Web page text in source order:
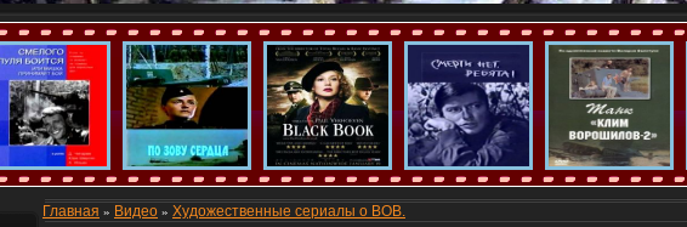
Главная » Видео » Художественные сериалы о ВОВ.